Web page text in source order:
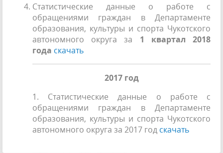
Статистические данные о работе с
обращениями граждан в Департаменте
образования, культуры и спорта Чукотского
автономного округа за 1 квартал 2018
года скачать
2017 год
1. Статистические данные о работе с
обращениями граждан в Департаменте
образования, культуры и спорта Чукотского
автономного округа за 2017 год скачать